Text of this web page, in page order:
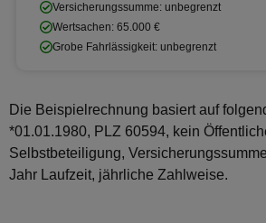
Versicherungssumme: unbegrenzt
Wertsachen: 65.000 €
Grobe Fahrlässigkeit: unbegrenzt
Die Beispielrechnung basiert auf
*01.01.1980, PLZ 60594, kein
Selbstbeteiligung,
Jahr Laufzeit, jährliche Zahlweise.